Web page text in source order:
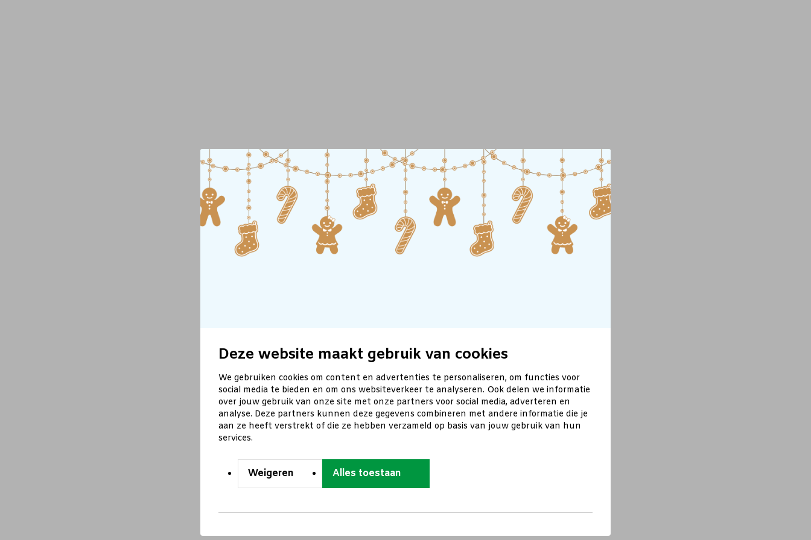
Deze website maakt gebruik van cookies
We gebruiken cookies om content en advertenties te personaliseren, om functies voor
social media te bieden en om ons websiteverkeer te analyseren. Ook delen we informatie
over jouw gebruik van onze site met onze partners voor social media, adverteren en
analyse. Deze partners kunnen deze gegevens combineren met andere informatie die je
aan ze heeft verstrekt of die ze hebben verzameld op basis van jouw gebruik van hun
services.
Weigeren Alles toestaan